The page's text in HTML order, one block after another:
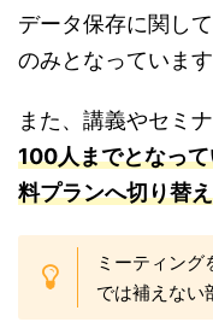
データ保存に関し
のみとなっています
また、講義やセミ
100人までとなっ
料プランへ切り替
ミーティング
では補えない